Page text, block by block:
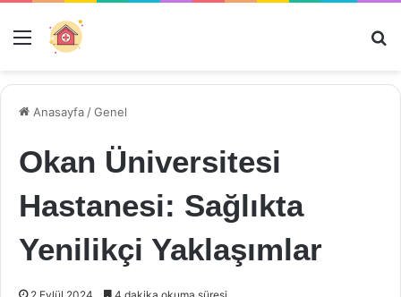
Menü
Anasayfa /Genel
Okan Üniversitesi
Hastanesi: Sağlıkta
Yenilikçi Yaklaşımlar